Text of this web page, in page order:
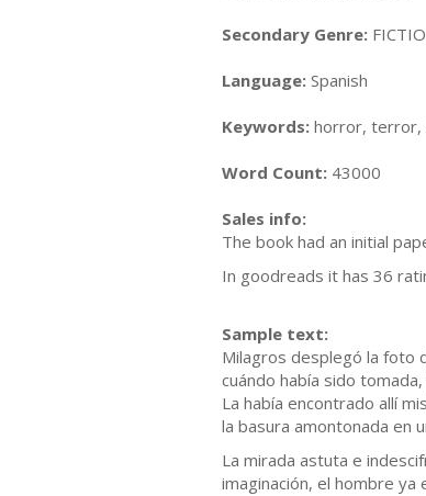
Secondary Genre:
Language: Spanish
Keywords: horror, terror,
Word Count: 43000
Sales info:
The book had an initial
In goodreads it has 36
Sample text:
Milagros desplegó la foto
cuándo había sido
La había encontrado allí
la basura amontonada en
La mirada astuta e
imaginación, el hombre ya